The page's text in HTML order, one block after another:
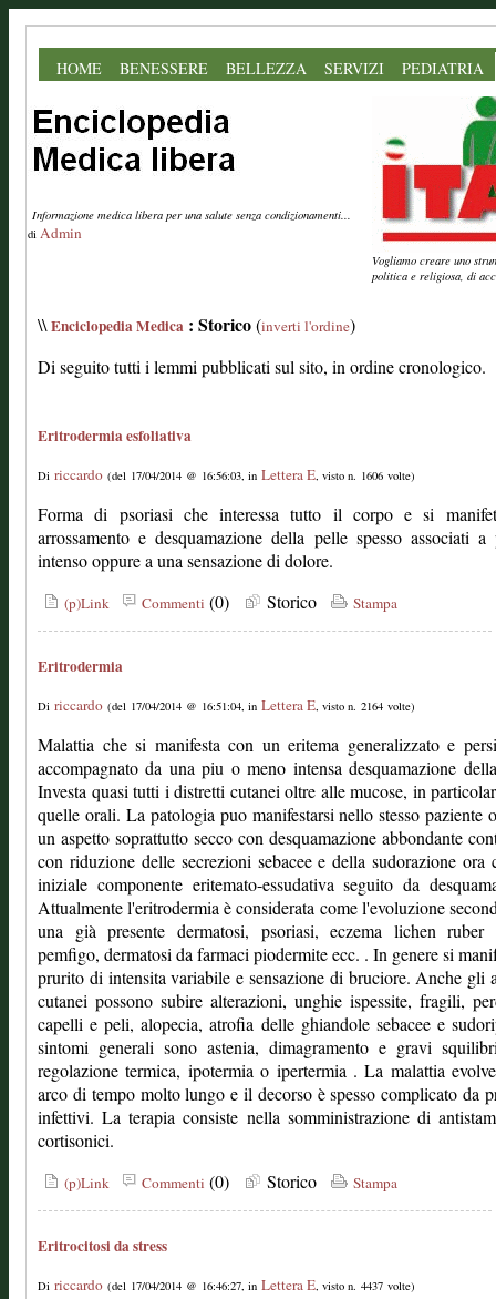
HOME BENESSERE BELLEZZA SERVIZI PEDIATRIA
Informazione medica libera per una salute senza condizionamenti...
di Admin
Vogliamo creare uno
politica e religiosa, di
\\Enciclopedia Medica : Storico(inverti l'ordine)
Di seguito tutti i lemmi pubblicati sul sito, in ordine cronologico.
Eritrodermia esfoliativa
Di riccardo (del 17/04/2014 @ 16:56:03, in Lettera E, visto n. 1606 volte)
Forma di psoriasi che interessa tutto il corpo e si
arrossamento e desquamazione della pelle spesso associati a
intenso oppure a una sensazione di dolore.
(p)Link Commenti (0) Storico Stampa
Eritrodermia
Di riccardo (del 17/04/2014 @ 16:51:04, in Lettera E, visto n. 2164 volte)
Malattia che si manifesta con un eritema generalizzato e
accompagnato da una piu o meno intensa desquamazione
Investa quasi tutti i distretti cutanei oltre alle mucose, in
quelle orali. La patologia puo manifestarsi nello stesso paziente
un aspetto soprattutto secco con desquamazione abbondante
con riduzione delle secrezioni sebacee e della sudorazione ora
iniziale componente eritemato-essudativa seguito da
Attualmente l'eritrodermia è considerata come l'evoluzione
una già presente dermatosi, psoriasi, eczema lichen ruber
pemfigo, dermatosi da farmaci piodermite ecc. . In genere si
prurito di intensita variabile e sensazione di bruciore. Anche gli
cutanei possono subire alterazioni, unghie ispessite, fragili,
capelli e peli, alopecia, atrofia delle ghiandole sebacee e
sintomi generali sono astenia, dimagramento e gravi
regolazione termica, ipotermia o ipertermia . La malattia
arco di tempo molto lungo e il decorso è spesso complicato da
infettivi. La terapia consiste nella somministrazione di
cortisonici.
(p)Link Commenti (0) Storico Stampa
Eritrocitosi da stress
Di riccardo (del 17/04/2014 @ 16:46:27, in Lettera E, visto n. 4437 volte)